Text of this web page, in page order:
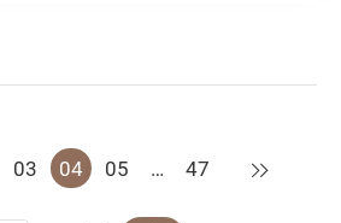
03 04 05 … 47 下一页